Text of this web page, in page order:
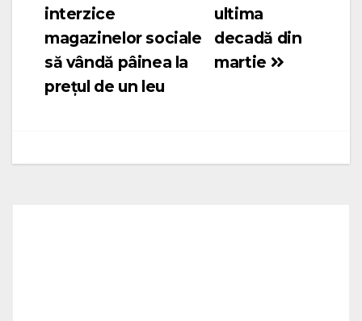
ultima
decadă din
martie
interzice
magazinelor sociale
să vândă pâinea la
prețul de un leu